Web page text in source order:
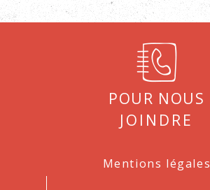
Pour nous
joindre
Mentions légales